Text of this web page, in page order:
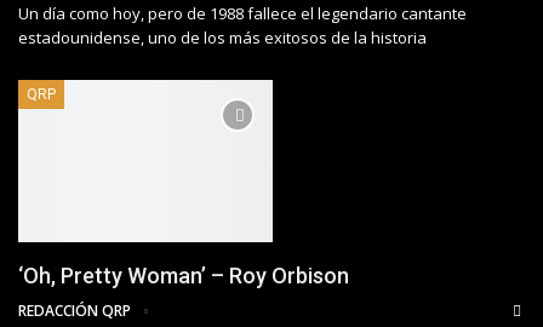
Un día como hoy, pero de 1988 fallece el legendario cantante
estadounidense, uno de los más exitosos de la historia
QRP
‘Oh, Pretty Woman’ – Roy Orbison
REDACCIÓN QRP